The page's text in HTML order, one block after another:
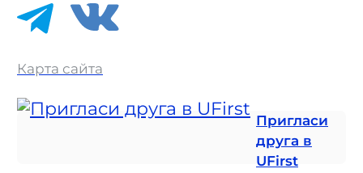
Карта сайта
Пригласи
друга в
UFirst